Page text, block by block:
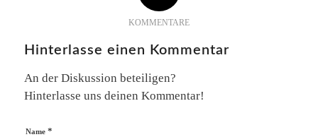
KOMMENTARE
Hinterlasse einen Kommentar
An der Diskussion beteiligen?
Hinterlasse uns deinen Kommentar!
Name *